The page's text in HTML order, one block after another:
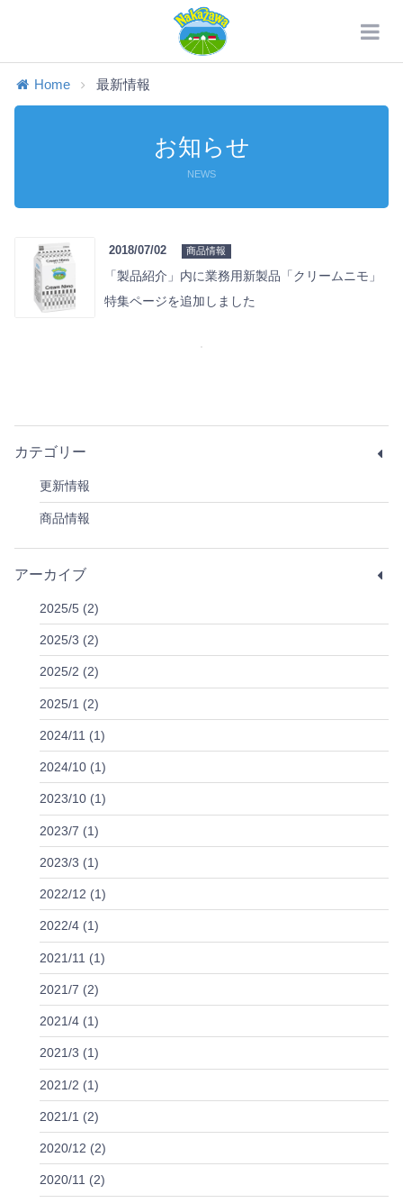
Home 最新情報
お知らせ
NEWS
2018/07/02 商品情報
「製品紹介」内に業務用新製品「クリームニモ」
特集ページを追加しました
カテゴリー
更新情報
商品情報
アーカイブ
2025/5 (2)
2025/3 (2)
2025/2 (2)
2025/1 (2)
2024/11 (1)
2024/10 (1)
2023/10 (1)
2023/7 (1)
2023/3 (1)
2022/12 (1)
2022/4 (1)
2021/11 (1)
2021/7 (2)
2021/4 (1)
2021/3 (1)
2021/2 (1)
2021/1 (2)
2020/12 (2)
2020/11 (2)